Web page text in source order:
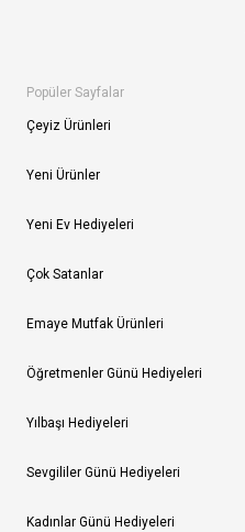
Popüler Sayfalar
Çeyiz Ürünleri
Yeni Ürünler
Yeni Ev Hediyeleri
Çok Satanlar
Emaye Mutfak Ürünleri
Öğretmenler Günü Hediyeleri
Yılbaşı Hediyeleri
Sevgililer Günü Hediyeleri
Kadınlar Günü Hediyeleri